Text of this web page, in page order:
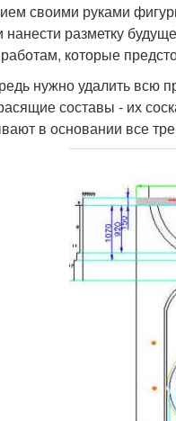
своими руками
нанести разметку
которые
нужно удалить всю
составы - их
в основании все